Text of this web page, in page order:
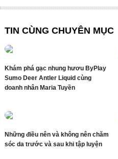
TIN CÙNG CHUYÊN MỤC
Khám phá gạc nhung hươu ByPlay
Sumo Deer Antler Liquid cùng
doanh nhân Maria Tuyền
Những điều nên và không nên chăm
sóc da trước và sau khi tập luyện